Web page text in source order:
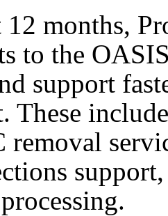
months,
to the
support
These